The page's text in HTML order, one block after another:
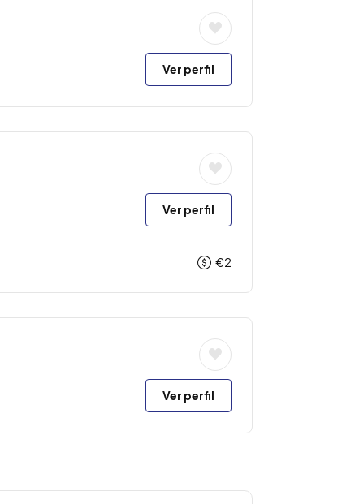
Ver perfil
Ver perfil
€2
Ver perfil